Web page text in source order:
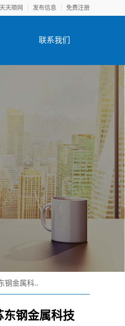
天天顺网 发布信息 免费注册
联系我们
钢金属科..
东钢金属科技